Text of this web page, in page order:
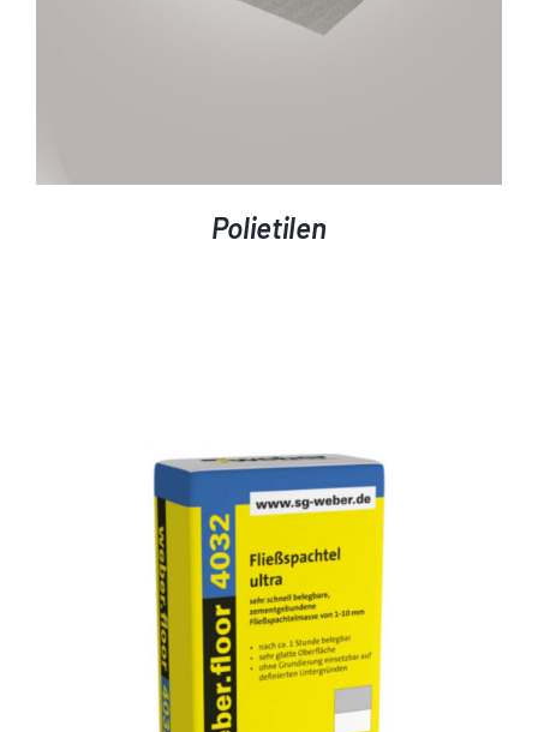
Polietilen
AYRINTILAR